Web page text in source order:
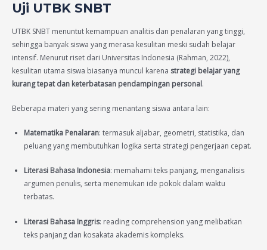
Uji UTBK SNBT
UTBK SNBT menuntut kemampuan analitis dan penalaran yang tinggi,
sehingga banyak siswa yang merasa kesulitan meski sudah belajar
intensif. Menurut riset dari Universitas Indonesia (Rahman, 2022),
kesulitan utama siswa biasanya muncul karena strategi belajar yang
kurang tepat dan keterbatasan pendampingan personal.
Beberapa materi yang sering menantang siswa antara lain:
Matematika Penalaran: termasuk aljabar, geometri, statistika, dan
peluang yang membutuhkan logika serta strategi pengerjaan cepat.
Literasi Bahasa Indonesia: memahami teks panjang, menganalisis
argumen penulis, serta menemukan ide pokok dalam waktu
terbatas.
Literasi Bahasa Inggris: reading comprehension yang melibatkan
teks panjang dan kosakata akademis kompleks.